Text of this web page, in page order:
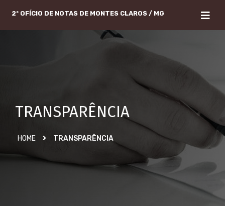
2º OFÍCIO DE NOTAS DE MONTES CLAROS / MG
TRANSPARÊNCIA
HOME TRANSPARÊNCIA